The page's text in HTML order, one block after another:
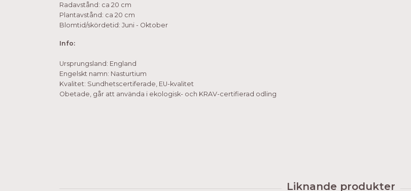
Radavstånd: ca 20 cm
Plantavstånd: ca 20 cm
Blomtid/skördetid: Juni - Oktober
Info:
Ursprungsland: England
Engelskt namn: Nasturtium
Kvalitet: Sundhetscertiferade, EU-kvalitet
Obetade, går att använda i ekologisk- och KRAV-certifierad odling